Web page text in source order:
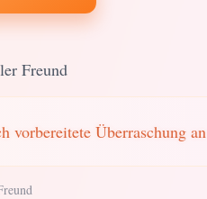
Freund
vorbereitete Überraschung an